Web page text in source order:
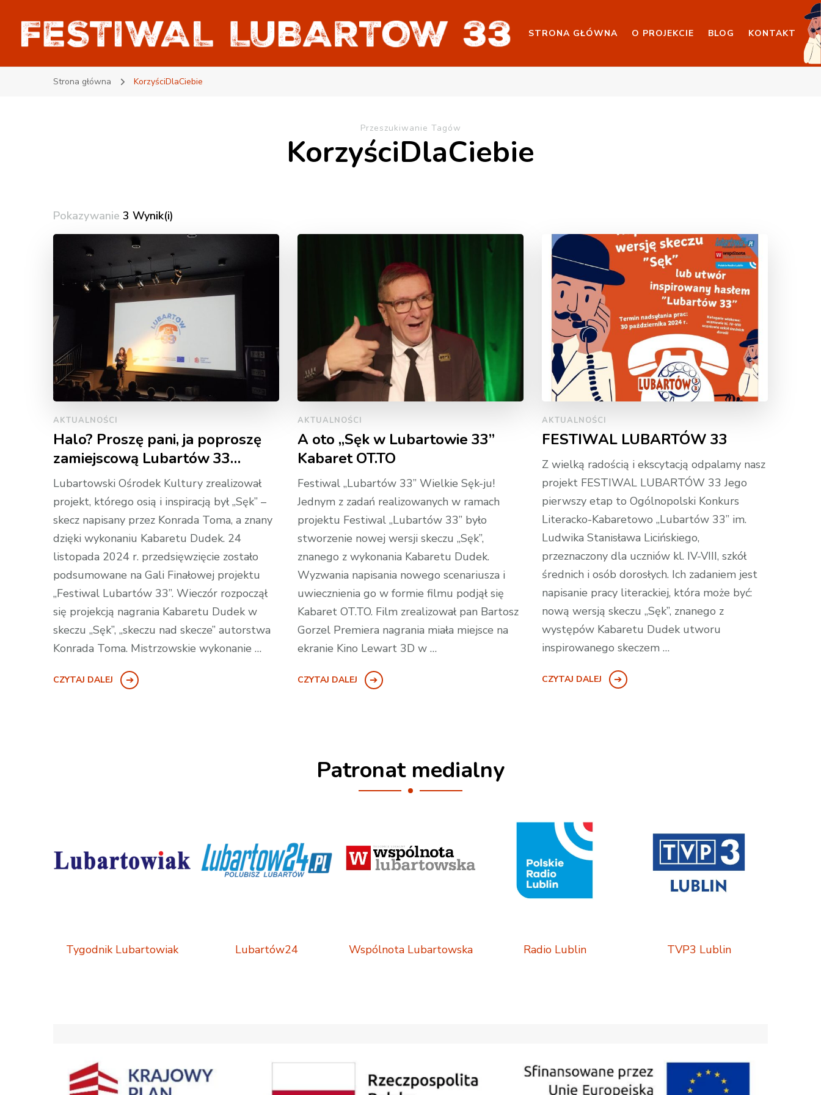
Projekt Lubartów33
STRONA GŁÓWNA O PROJEKCIE BLOG KONTAKT
Strona główna KorzyściDlaCiebie
Przeszukiwanie Tagów
KorzyściDlaCiebie
Pokazywanie 3 Wynik(i)
AKTUALNOŚCI
Halo? Proszę pani, ja poproszę
zamiejscową Lubartów 33…
Lubartowski Ośrodek Kultury zrealizował
projekt, którego osią i inspiracją był „Sęk” –
skecz napisany przez Konrada Toma, a znany
dzięki wykonaniu Kabaretu Dudek. 24
listopada 2024 r. przedsięwzięcie zostało
podsumowane na Gali Finałowej projektu
„Festiwal Lubartów 33”. Wieczór rozpoczął
się projekcją nagrania Kabaretu Dudek w
skeczu „Sęk”, „skeczu nad skecze” autorstwa
Konrada Toma. Mistrzowskie wykonanie …
CZYTAJ DALEJ
AKTUALNOŚCI
A oto „Sęk w Lubartowie 33”
Kabaret OT.TO
Festiwal „Lubartów 33” Wielkie Sęk-ju!
Jednym z zadań realizowanych w ramach
projektu Festiwal „Lubartów 33” było
stworzenie nowej wersji skeczu „Sęk”,
znanego z wykonania Kabaretu Dudek.
Wyzwania napisania nowego scenariusza i
uwiecznienia go w formie filmu podjął się
Kabaret OT.TO. Film zrealizował pan Bartosz
Gorzel Premiera nagrania miała miejsce na
ekranie Kino Lewart 3D w …
CZYTAJ DALEJ
AKTUALNOŚCI
FESTIWAL LUBARTÓW 33
Z wielką radością i ekscytacją odpalamy nasz
projekt FESTIWAL LUBARTÓW 33 Jego
pierwszy etap to Ogólnopolski Konkurs
Literacko-Kabaretowo „Lubartów 33” im.
Ludwika Stanisława Licińskiego,
przeznaczony dla uczniów kl. IV-VIII, szkół
średnich i osób dorosłych. Ich zadaniem jest
napisanie pracy literackiej, która może być:
nową wersją skeczu „Sęk”, znanego z
występów Kabaretu Dudek utworu
inspirowanego skeczem …
CZYTAJ DALEJ
Patronat medialny
Tygodnik Lubartowiak Lubartów24 Wspólnota Lubartowska Radio Lublin TVP3 Lublin